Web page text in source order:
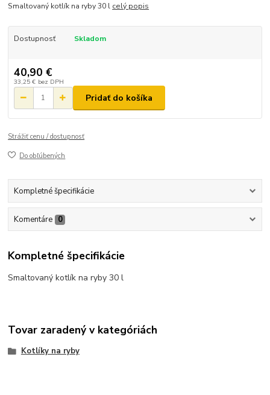
Smaltovaný kotlík na ryby 30 l celý popis
Dostupnosť Skladom
40,90 €
33,25 € bez DPH
Pridať do košíka
Strážiť cenu / dostupnosť
Do obľúbených
Kompletné špecifikácie
Komentáre 0
Kompletné špecifikácie
Smaltovaný kotlík na ryby 30 l
Tovar zaradený v kategóriách
Kotlíky na ryby